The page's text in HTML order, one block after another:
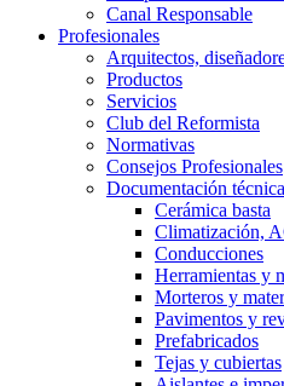
Canal Responsable
Profesionales
Arquitectos,
Productos
Servicios
Club del Reformista
Normativas
Consejos Profesionales
Documentación técnica
Cerámica basta
Climatización,
Conducciones
Herramientas y
Morteros y
Pavimentos y
Prefabricados
Tejas y cubiertas